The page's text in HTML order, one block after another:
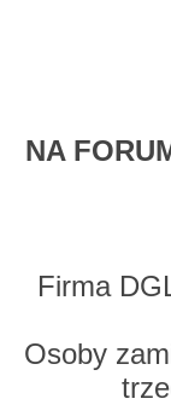
NA
Firma
Osoby